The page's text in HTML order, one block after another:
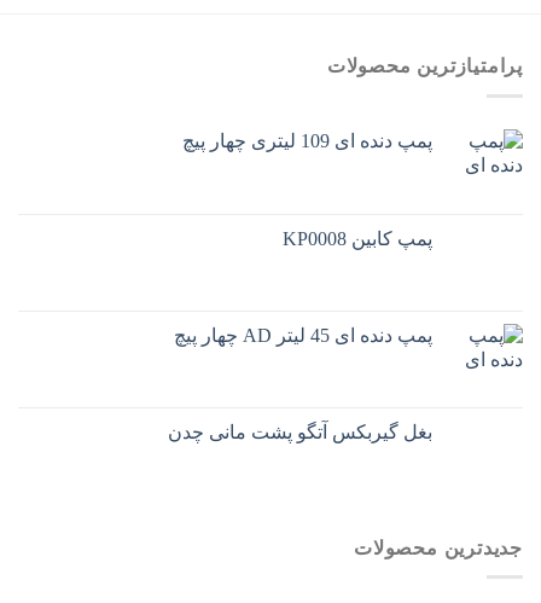
پرامتیازترین محصولات
پمپ دنده ای 109 لیتری چهار پیچ
پمپ کابین KP0008
پمپ دنده ای 45 لیتر AD چهار پیچ
بغل گیربکس آتگو پشت مانی چدن
جدیدترین محصولات